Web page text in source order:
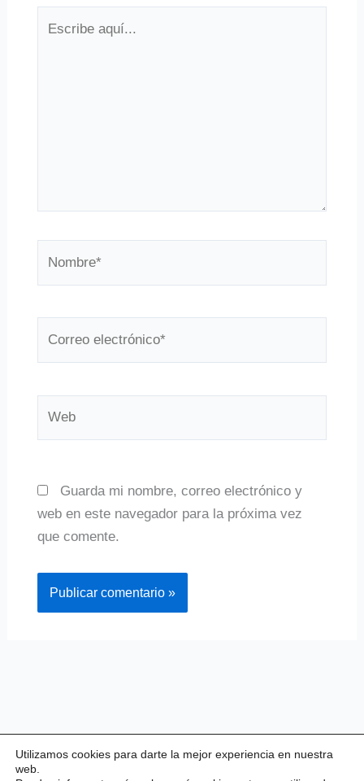
Guarda mi nombre, correo electrónico y
web en este navegador para la próxima vez
que comente.
Utilizamos cookies para darte la mejor experiencia en nuestra
web.